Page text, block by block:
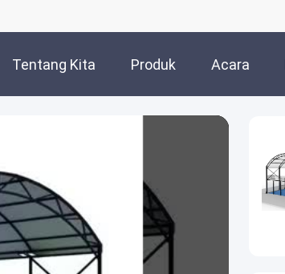
Tentang Kita Produk Acara